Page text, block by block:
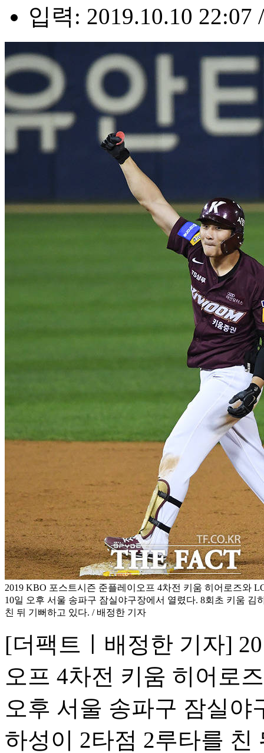
입력: 2019.10.10 22:07
2019 KBO 포스트시즌 준플레이오프 4차전 키움 히어로즈와
10일 오후 서울 송파구 잠실야구장에서 열렸다. 8회초 키움 김
친 뒤 기뻐하고 있다. / 배정한 기자
[더팩트ㅣ배정한 기자]
오프 4차전 키움 히어로
오후 서울 송파구 잠실야
하성이 2타점 2루타를 친